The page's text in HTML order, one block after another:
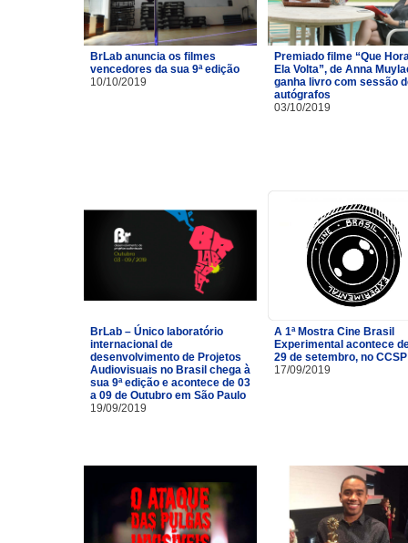
BrLab anuncia os filmes
vencedores da sua 9ª edição
10/10/2019
Premiado filme “Que
Ela Volta”, de Anna
ganha livro com sessão
autógrafos
03/10/2019
BrLab – Único laboratório
internacional de
desenvolvimento de Projetos
Audiovisuais no Brasil chega à
sua 9ª edição e acontece de 03
a 09 de Outubro em São Paulo
19/09/2019
A 1ª Mostra Cine Brasil
Experimental acontece
29 de setembro, no CCSP
17/09/2019